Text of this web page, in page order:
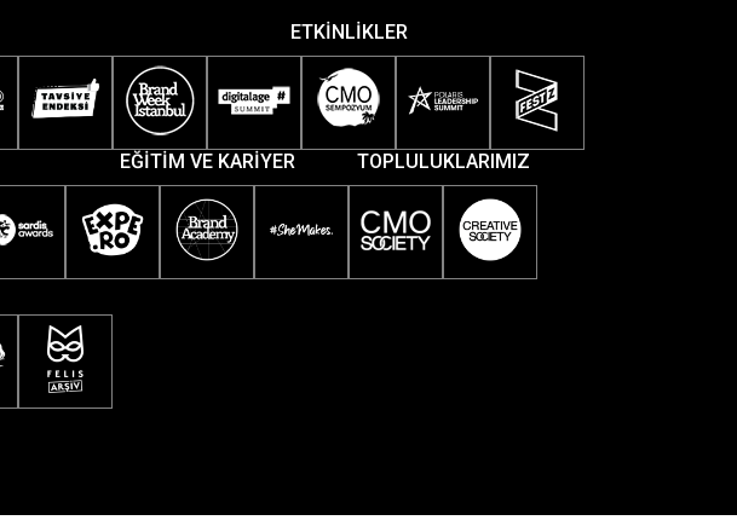
ETKİNLİKLER
EĞİTİM VE KARİYER TOPLULUKLARIMIZ